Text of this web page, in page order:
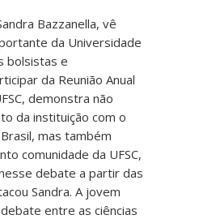
Bazzanella, vê
da Universidade
bolsistas e
da Reunião Anual
demonstra não
da instituição com o
mas também
comunidade da UFSC,
debate a partir das
Sandra. A jovem
entre as ciências